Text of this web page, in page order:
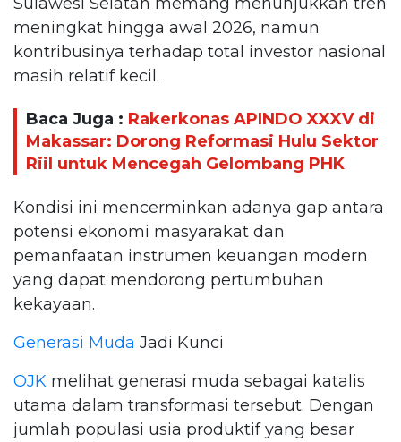
meningkat hingga awal 2026, namun
kontribusinya terhadap total investor nasional
masih relatif kecil.
Baca Juga : Rakerkonas APINDO XXXV di
Makassar: Dorong Reformasi Hulu Sektor
Riil untuk Mencegah Gelombang PHK
Kondisi ini mencerminkan adanya gap antara
potensi ekonomi masyarakat dan
pemanfaatan instrumen keuangan modern
yang dapat mendorong pertumbuhan
kekayaan.
Generasi Muda Jadi Kunci
OJK melihat generasi muda sebagai katalis
utama dalam transformasi tersebut. Dengan
jumlah populasi usia produktif yang besar